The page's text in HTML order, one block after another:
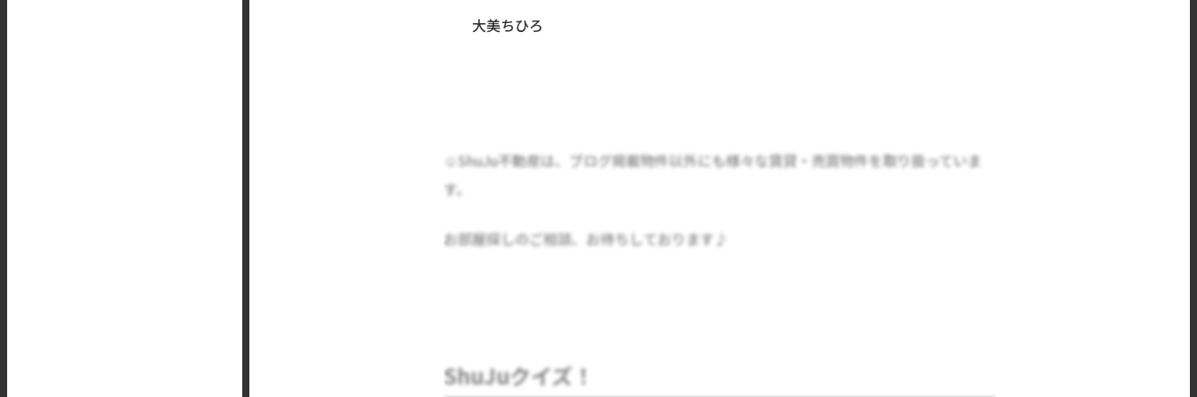
大美ちひろ
☺ShuJu不動産は、ブログ掲載物件以外にも様々な賃貸・売買物件を取り扱っていま
す。
お部屋探しのご相談、お待ちしております♪
ShuJuクイズ！